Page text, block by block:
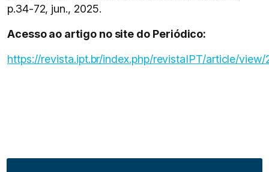
p.34-72, jun., 2025.
Acesso ao artigo no site do Periódico:
https://revista.ipt.br/index.php/revistaIPT/article/view/